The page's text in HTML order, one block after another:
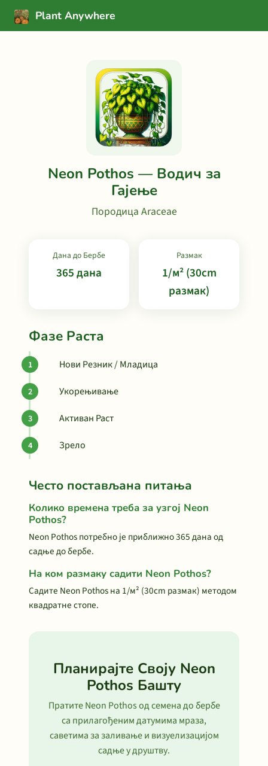
Plant Anywhere
Neon Pothos — Водич за
Гајење
Породица Araceae
Дана до Бербе
365 дана
Размак
1/м² (30cm
размак)
Фазе Раста
Нови Резник / Младица
Укорењивање
Активан Раст
Зрело
Често постављана питања
Колико времена треба за узгој Neon
Pothos?
Neon Pothos потребно је приближно 365 дана од
садње до бербе.
На ком размаку садити Neon Pothos?
Садите Neon Pothos на 1/м² (30cm размак) методом
квадратне стопе.
Планирајте Своју Neon
Pothos Башту
Пратите Neon Pothos од семена до бербе
са прилагођеним датумима мраза,
саветима за заливање и визуелизацијом
садње у друштву.